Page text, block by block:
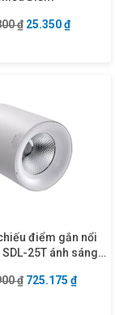
₫.
₫ Giá gốc là:
25.350₫Giá hiện
₫.
điểm gắn nổi
SDL-25T ánh sáng
₫ Giá gốc là:
725.175 ₫Giá